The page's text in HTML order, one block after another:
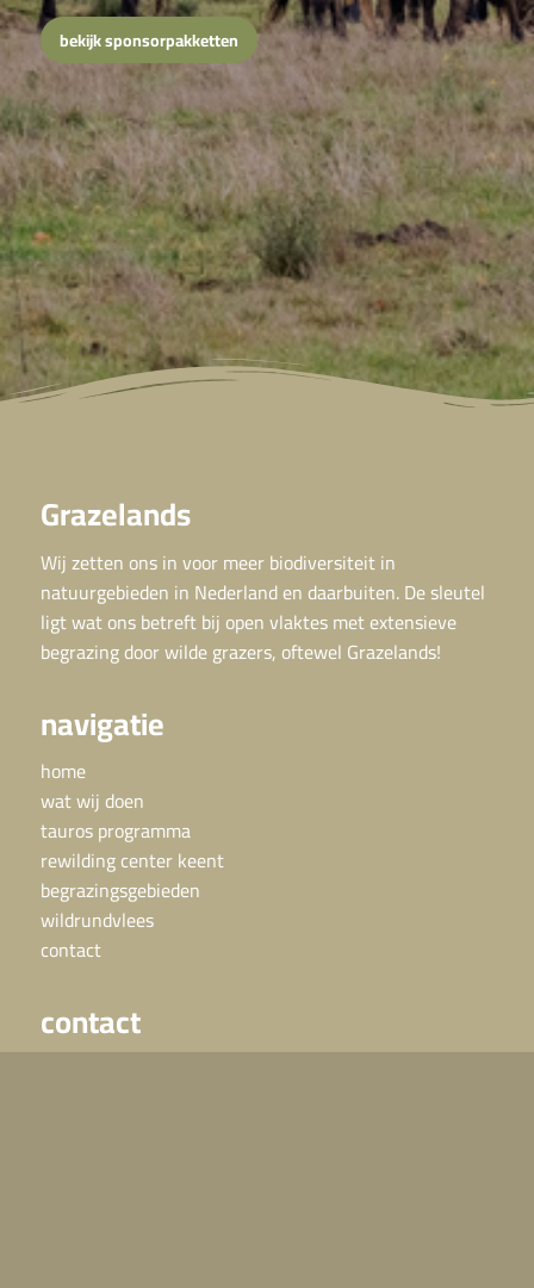
bekijk sponsorpakketten
Grazelands
Wij zetten ons in voor meer biodiversiteit in
natuurgebieden in Nederland en daarbuiten. De sleutel
ligt wat ons betreft bij open vlaktes met extensieve
begrazing door wilde grazers, oftewel Grazelands!
navigatie
home
wat wij doen
tauros programma
rewilding center keent
begrazingsgebieden
wildrundvlees
contact
contact